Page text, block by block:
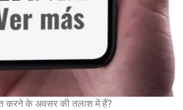
करने के अवसर की तलाश में हैं?